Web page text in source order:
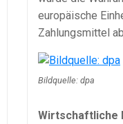
europäische
Zahlungsmittel
Bildquelle: dpa
Wirtschaftliche